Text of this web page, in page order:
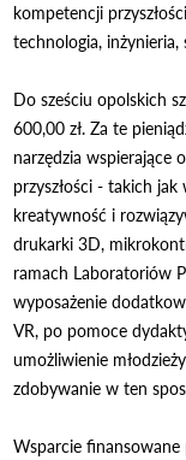
kompetencji
technologia,
Do sześciu opolskich
600,00 zł. Za te
narzędzia wspierające
przyszłości - takich
kreatywność i
drukarki 3D,
ramach Laboratoriów
wyposażenie
VR, po pomoce
umożliwienie
zdobywanie w ten
Wsparcie finansowane